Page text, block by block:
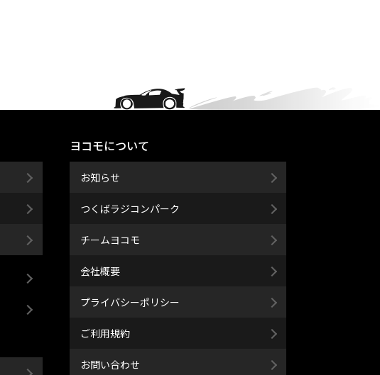
ヨコモについて
お知らせ
つくばラジコンパーク
チームヨコモ
会社概要
プライバシーポリシー
ご利用規約
お問い合わせ